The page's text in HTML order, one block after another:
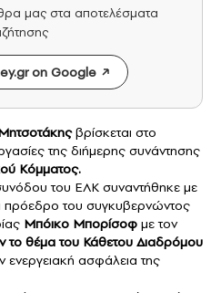
μας στα αποτελέσματα
on Google
βρίσκεται στο
της διήμερης συνάντησης
Κόμματος.
του ΕΛΚ συναντήθηκε με
του συγκυβερνώντος
Μπόικο Μπορίσοφ με τον
το θέμα του Κάθετου Διαδρόμου
ενεργειακή ασφάλεια της